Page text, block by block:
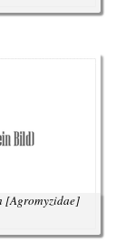
[Agromyzidae]